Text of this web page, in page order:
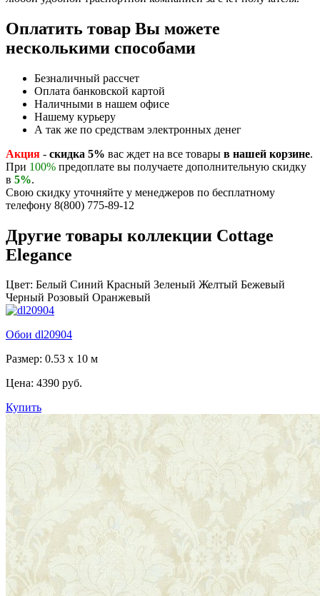
Оплатить товар Вы можете
несколькими способами
Безналичный рассчет
Оплата банковской картой
Наличными в нашем офисе
Нашему курьеру
А так же по средствам электронных денег
Акция - скидка 5% вас ждет на все товары в нашей корзине.
При 100% предоплате вы получаете дополнительную скидку
в 5%.
Свою скидку уточняйте у менеджеров по бесплатному
телефону 8(800) 775-89-12
Другие товары коллекции Cottage
Elegance
Цвет: Белый Синий Красный Зеленый Желтый Бежевый
Черный Розовый Оранжевый
Обои dl20904
Размер: 0.53 x 10 м
Цена: 4390 руб.
Купить